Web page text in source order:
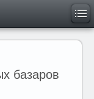
базаров